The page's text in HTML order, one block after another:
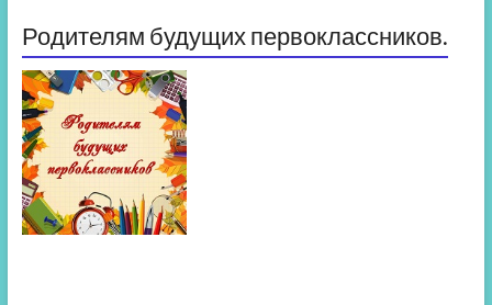
Родителям будущих первоклассников.